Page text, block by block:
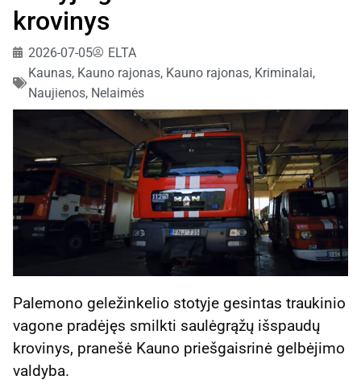
krovinys
2026-07-05
ELTA
Kaunas, Kauno rajonas, Kauno rajonas, Kriminalai,
Naujienos, Nelaimės
Palemono geležinkelio stotyje gesintas traukinio
vagone pradėjęs smilkti saulėgrąžų išspaudų
krovinys, pranešė Kauno priešgaisrinė gelbėjimo
valdyba.